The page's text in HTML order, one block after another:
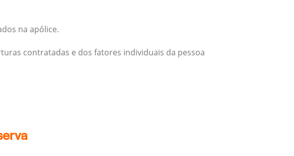
na apólice.
contratadas e dos fatores individuais da pessoa